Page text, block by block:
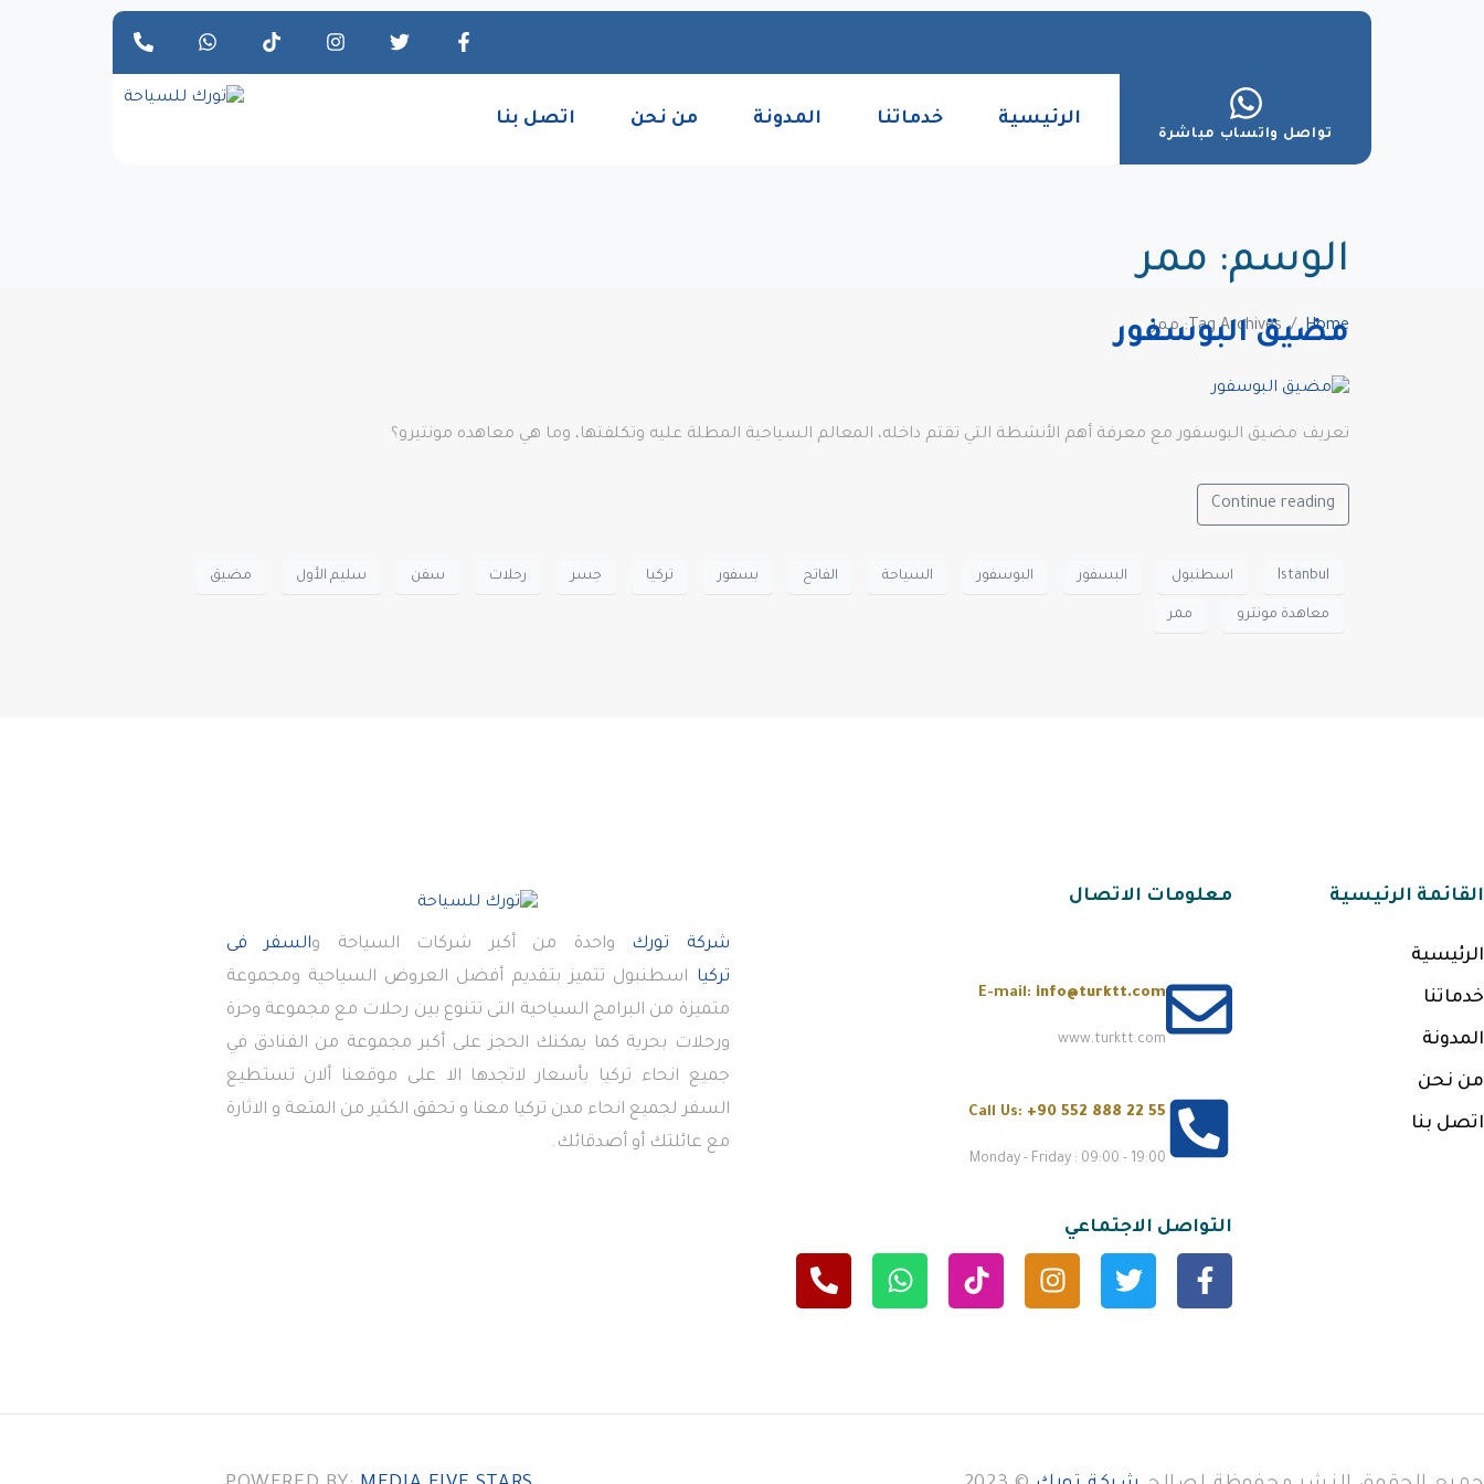
تواصل واتساب مباشرة
الرئيسية خدماتنا المدونة من نحن اتصل بنا
الوسم: ممر
Home Tag Archives: ممر
مضيق البوسفور
تعريف مضيق البوسفور مع معرفة أهم الأنشطة التي تقتم داخله، المعالم السياحية المطلة عليه وتكلفتها، وما هي معاهده مونتيرو؟
Continue reading
Istanbul اسطنبول البسفور البوسفور السياحة الفاتح بسفور تركيا جسر رحلات سفن سليم الأول مضيق
معاهدة مونترو ممر
القائمة الرئيسية
الرئيسية
خدماتنا
المدونة
من نحن
اتصل بنا
معلومات الاتصال
E-mail: info@turktt.com
www.turktt.com
Call Us: +90 552 888 22 55
Monday - Friday : 09:00 - 19:00
التواصل الاجتماعي
شركة تورك واحدة من أكبر شركات السياحة والسفر فى
تركيا اسطنبول تتميز بتقديم أفضل العروض السياحية ومجموعة
متميزة من البرامج السياحية التى تتنوع بين رحلات مع مجموعة وحرة
ورحلات بحرية كما يمكنك الحجز على أكبر مجموعة من الفنادق في
جميع انحاء تركيا بأسعار لاتجدها الا على موقعنا ألان تستطيع
السفر لجميع انحاء مدن تركيا معنا و تحقق الكثير من المتعة و الاثارة
مع عائلتك أو أصدقائك.